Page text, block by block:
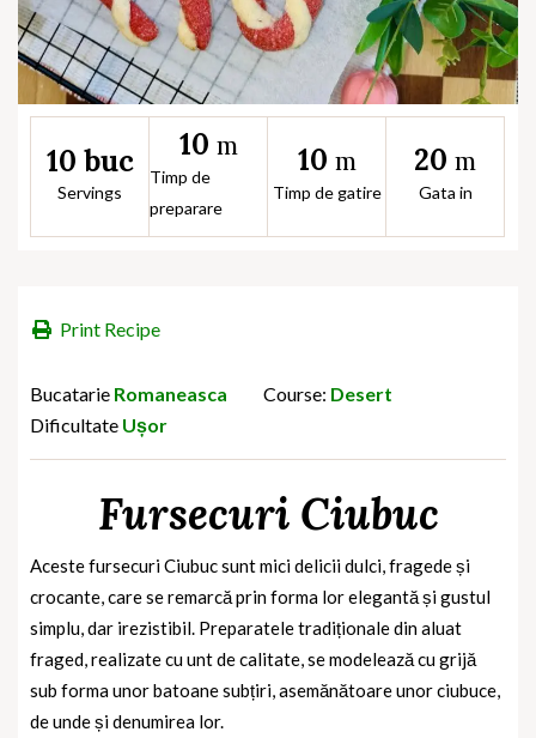
10 buc
Servings
10 m
Timp de
preparare
10 m
Timp de gatire
20 m
Gata in
Print Recipe
Bucatarie Romaneasca Course: Desert
Dificultate Ușor
Fursecuri Ciubuc
Aceste fursecuri Ciubucsunt mici delicii dulci, fragede și
crocante, care se remarcă prin forma lor elegantă și gustul
simplu, dar irezistibil. Preparatele tradiționale din aluat
fraged, realizate cu unt de calitate, se modelează cu grijă
sub forma unor batoane subțiri, asemănătoare unor ciubuce,
de unde și denumirea lor.